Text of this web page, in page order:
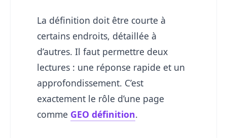
La définition doit être courte à
certains endroits, détaillée à
d’autres. Il faut permettre deux
lectures : une réponse rapide et un
approfondissement. C’est
exactement le rôle d’une page
comme GEO définition.